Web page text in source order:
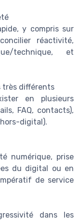
y compris sur
réactivité,
technique, et
très différents
en plusieurs
FAQ, contacts),
digital).
numérique, prise
du digital ou en
de service
dans les